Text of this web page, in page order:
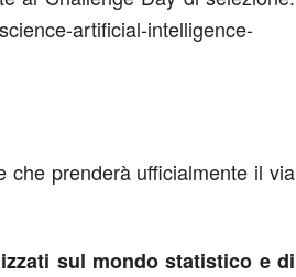
artificial-intelligence-
che prenderà ufficialmente il via
sul mondo statistico e di